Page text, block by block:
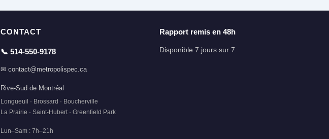
CONTACT
📞 514-550-9178
✉ contact@metropolispec.ca
Rive-Sud de Montréal
Longueuil · Brossard · Boucherville
La Prairie · Saint-Hubert · Greenfield Park
Lun–Sam : 7h–21h
Rapport remis en 48h
Disponible 7 jours sur 7